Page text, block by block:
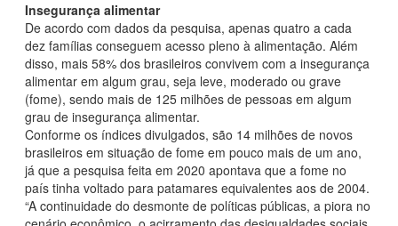
Insegurança alimentar
De acordo com dados da pesquisa, apenas quatro a cada
dez famílias conseguem acesso pleno à alimentação. Além
disso, mais 58% dos brasileiros convivem com a insegurança
alimentar em algum grau, seja leve, moderado ou grave
(fome), sendo mais de 125 milhões de pessoas em algum
grau de insegurança alimentar.
Conforme os índices divulgados, são 14 milhões de novos
brasileiros em situação de fome em pouco mais de um ano,
já que a pesquisa feita em 2020 apontava que a fome no
país tinha voltado para patamares equivalentes aos de 2004.
“A continuidade do desmonte de políticas públicas, a piora no